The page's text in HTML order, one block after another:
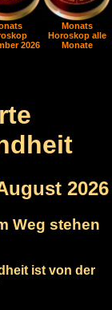
2026
Monats
Horoskop alle
Monate
2026
Weg stehen
ist von der